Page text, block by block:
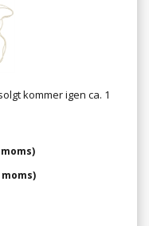
kommer igen ca. 1